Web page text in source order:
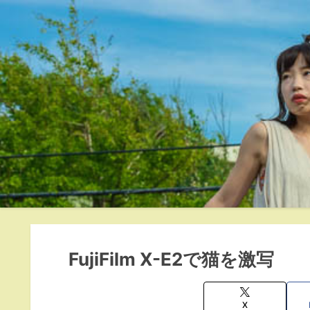
FujiFilm X-E2で猫を激写
X